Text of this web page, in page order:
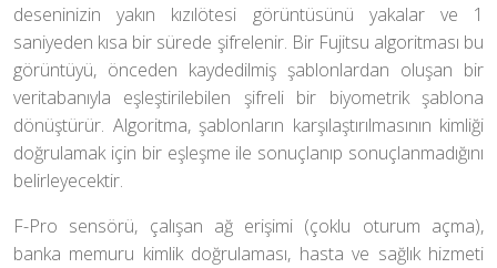
deseninizin yakın kızılötesi görüntüsünü yakalar ve 1
saniyeden kısa bir sürede şifrelenir. Bir Fujitsu algoritması bu
görüntüyü, önceden kaydedilmiş şablonlardan oluşan bir
veritabanıyla eşleştirilebilen şifreli bir biyometrik şablona
dönüştürür. Algoritma, şablonların karşılaştırılmasının kimliği
doğrulamak için bir eşleşme ile sonuçlanıp sonuçlanmadığını
belirleyecektir.
F-Pro sensörü, çalışan ağ erişimi (çoklu oturum açma),
banka memuru kimlik doğrulaması, hasta ve sağlık hizmeti